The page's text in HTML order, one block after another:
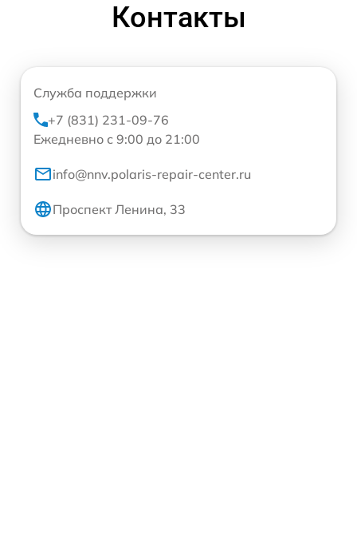
Контакты
Служба поддержки
+7 (831) 231-09-76
Ежедневно с 9:00 до 21:00
info@nnv.polaris-repair-center.ru
Проспект Ленина, 33